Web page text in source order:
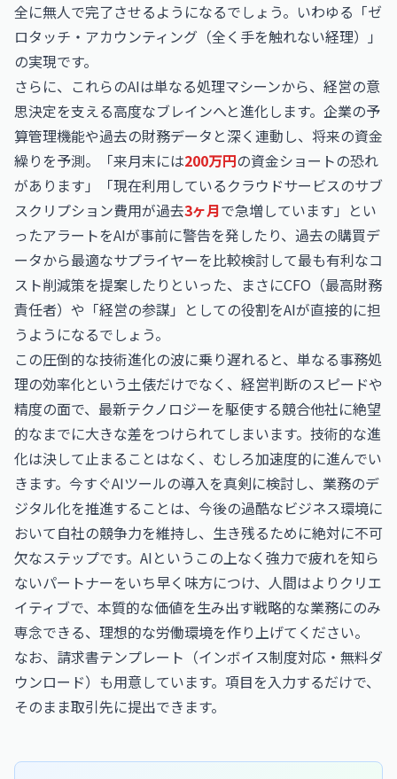
全に無人で完了させるようになるでしょう。いわゆる「ゼ
ロタッチ・アカウンティング（全く手を触れない経理）」
の実現です。
さらに、これらのAIは単なる処理マシーンから、経営の意
思決定を支える高度なブレインへと進化します。企業の予
算管理機能や過去の財務データと深く連動し、将来の資金
繰りを予測。「来月末には200万円の資金ショートの恐れ
があります」「現在利用しているクラウドサービスのサブ
スクリプション費用が過去3ヶ月で急増しています」とい
ったアラートをAIが事前に警告を発したり、過去の購買デ
ータから最適なサプライヤーを比較検討して最も有利なコ
スト削減策を提案したりといった、まさにCFO（最高財務
責任者）や「経営の参謀」としての役割をAIが直接的に担
うようになるでしょう。
この圧倒的な技術進化の波に乗り遅れると、単なる事務処
理の効率化という土俵だけでなく、経営判断のスピードや
精度の面で、最新テクノロジーを駆使する競合他社に絶望
的なまでに大きな差をつけられてしまいます。技術的な進
化は決して止まることはなく、むしろ加速度的に進んでい
きます。今すぐAIツールの導入を真剣に検討し、業務のデ
ジタル化を推進することは、今後の過酷なビジネス環境に
おいて自社の競争力を維持し、生き残るために絶対に不可
欠なステップです。AIというこの上なく強力で疲れを知ら
ないパートナーをいち早く味方につけ、人間はよりクリエ
イティブで、本質的な価値を生み出す戦略的な業務にのみ
専念できる、理想的な労働環境を作り上げてください。
なお、 請求書テンプレート（インボイス制度対応・無料ダ
ウンロード） も用意しています。項目を入力するだけで、
そのまま取引先に提出できます。